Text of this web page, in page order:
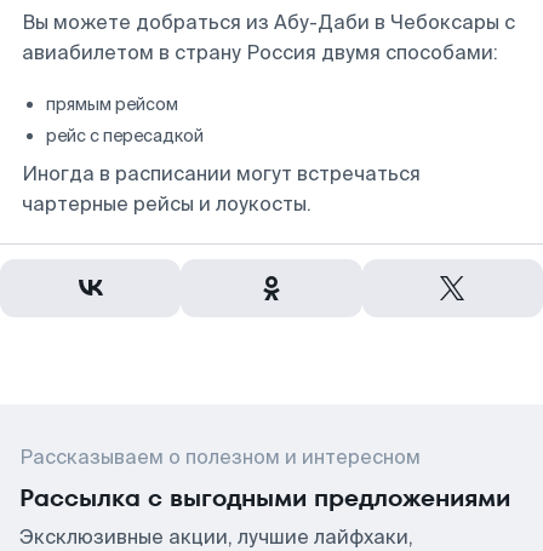
Вы можете добраться из Абу-Даби в Чебоксары с
авиабилетом в страну Россия двумя способами:
прямым рейсом
рейс с пересадкой
Иногда в расписании могут встречаться
чартерные рейсы и лоукосты.
Рассказываем о полезном и интересном
Рассылка с выгодными предложениями
Эксклюзивные акции, лучшие лайфхаки,